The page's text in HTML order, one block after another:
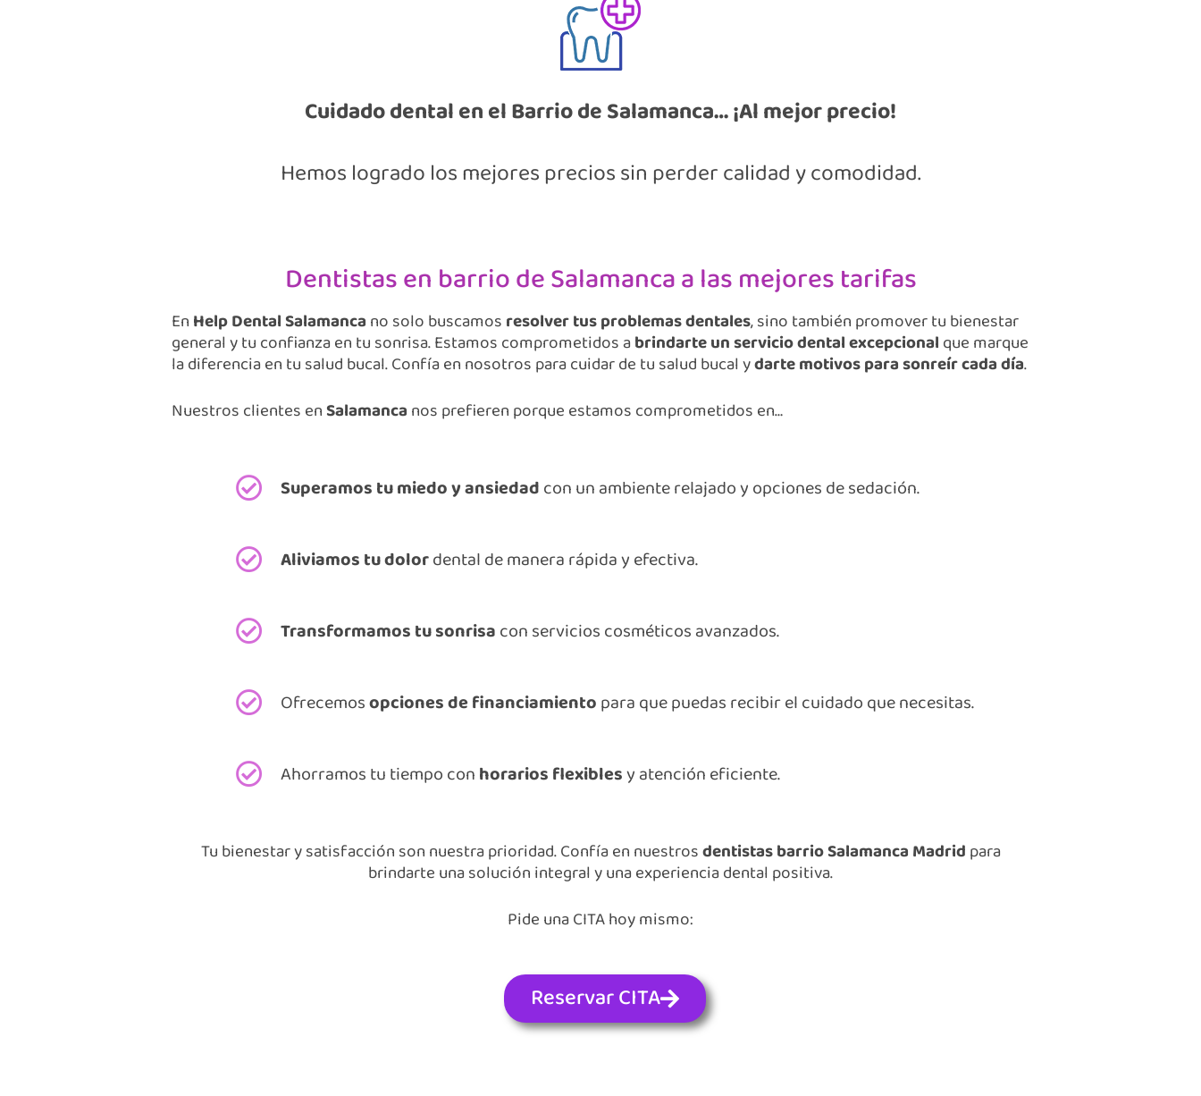
Cuidado dental en el Barrio de Salamanca… ¡Al mejor precio!
Hemos logrado los mejores precios sin perder calidad y comodidad.
Dentistas en barrio de Salamanca a las mejores tarifas
En Help DentalSalamanca no solo buscamos resolver tus problemas dentales, sino también promover tu bienestar
general y tu confianza en tu sonrisa. Estamos comprometidos a brindarte un servicio dental excepcional que marque
la diferencia en tu salud bucal. Confía en nosotros para cuidar de tu salud bucal ydarte motivos para sonreír cada día.
Nuestros clientes enSalamanca nos prefieren porque estamos comprometidos en…
Superamos tu miedo y ansiedadcon un ambiente relajado y opciones de sedación.
Aliviamos tu dolordental de manera rápida y efectiva.
Transformamos tu sonrisacon servicios cosméticos avanzados.
Ofrecemosopciones de financiamientopara que puedas recibir el cuidado que necesitas.
Ahorramos tu tiempo conhorarios flexiblesy atención eficiente.
Tu bienestar y satisfacción son nuestra prioridad. Confía en nuestrosdentistas barrio Salamanca Madrid para
brindarte una solución integral y una experiencia dental positiva.
Pide una CITA hoy mismo:
Reservar CITA